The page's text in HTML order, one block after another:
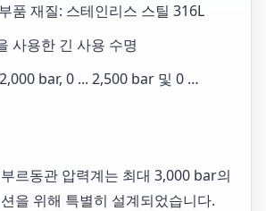
품 재질: 스테인리스 스틸 316L
사용한 긴 사용 수명
bar, 0 ... 2,500 bar 및 0 …
르동관 압력계는 최대 3,000 bar의
을 위해 특별히 설계되었습니다.